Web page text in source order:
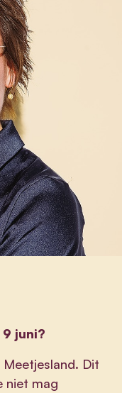
juni?
Dit
niet mag